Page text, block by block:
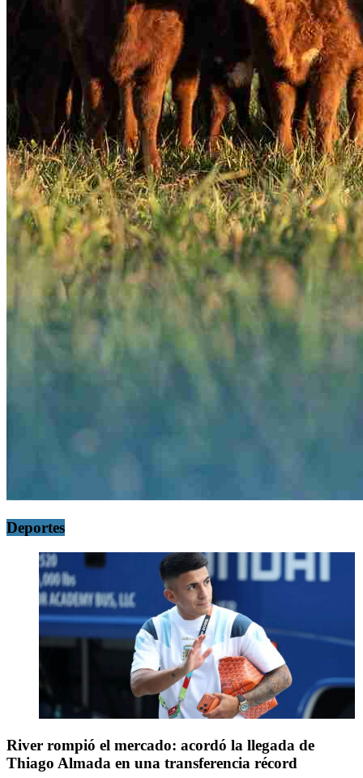
Deportes
River rompió el mercado: acordó la llegada de
Thiago Almada en una transferencia récord